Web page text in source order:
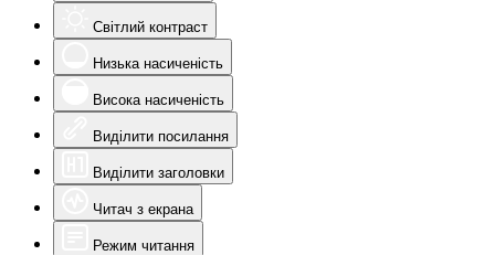
Світлий контраст
Низька насиченість
Висока насиченість
Виділити посилання
Виділити заголовки
Читач з екрана
Режим читання